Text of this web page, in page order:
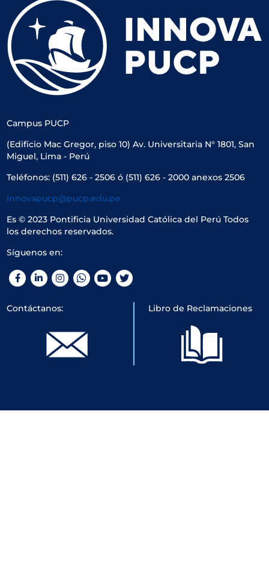
Campus PUCP
(Edificio Mac Gregor, piso 10) Av. Universitaria N° 1801, San
Miguel, Lima - Perú
Teléfonos: (511) 626 - 2506 ó (511) 626 - 2000 anexos 2506
innovapucp@pucp.edu.pe
Es © 2023 Pontificia Universidad Católica del Perú Todos
los derechos reservados.
Síguenos en:
Facebook
LinkedInInstagramWhatsApp
YouTubeTwitter
Contáctanos: Libro de Reclamaciones